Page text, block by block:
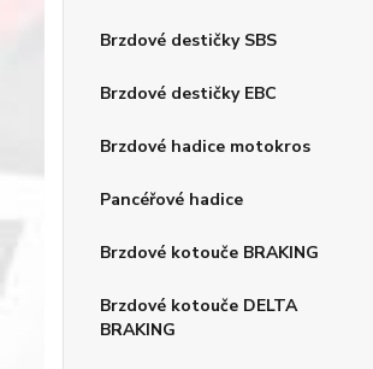
Brzdové destičky SBS
Brzdové destičky EBC
Brzdové hadice motokros
Pancéřové hadice
Brzdové kotouče BRAKING
Brzdové kotouče DELTA
BRAKING